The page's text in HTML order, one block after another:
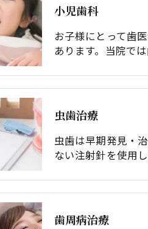
⼩児⻭科
お子様にとって歯
あります。当院で
⾍⻭治療
虫歯は早期発見・
ない注射針を使用
⻭周病治療